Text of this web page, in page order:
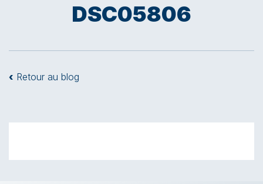
DSC05806
‹ Retour au blog